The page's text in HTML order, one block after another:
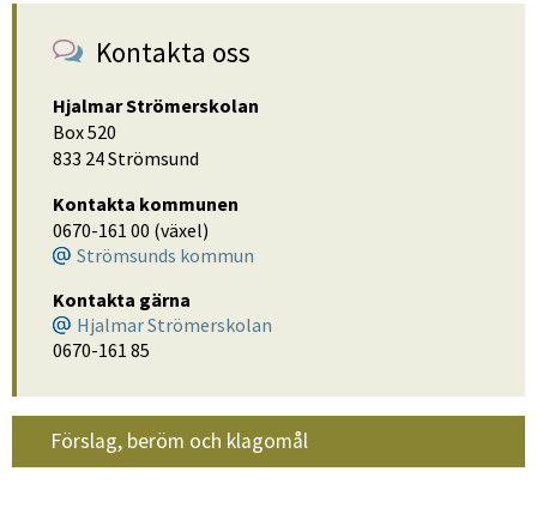
Kontakta oss
Hjalmar Strömerskolan
Box 520
833 24 Strömsund
Kontakta kommunen
0670-161 00 (växel)
Strömsunds kommun
Kontakta gärna
Hjalmar Strömerskolan
0670-161 85
Förslag, beröm och klagomål